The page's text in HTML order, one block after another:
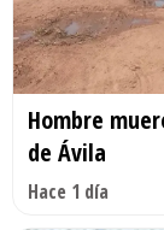
Hombre
de Ávila
Hace 1 día